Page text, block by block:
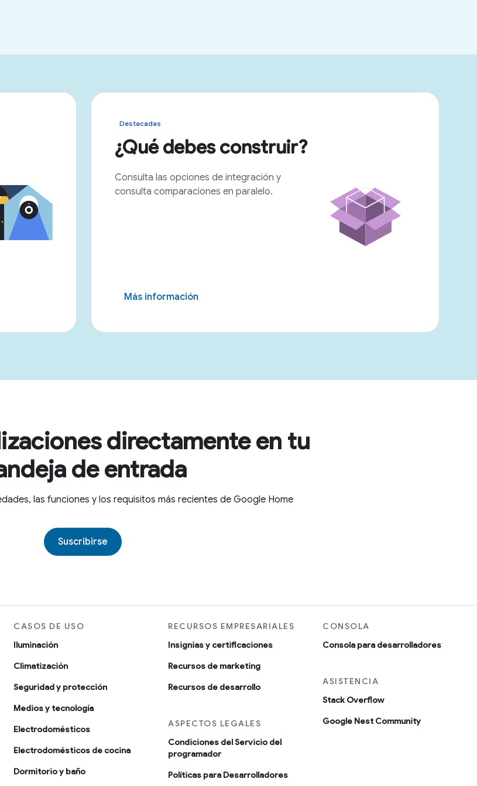
Destacadas
¿Qué debes construir?
Consulta las opciones de integración y
consulta comparaciones en paralelo.
Más información
directamente en tu
de entrada
las funciones y los requisitos más recientes de Google Home
Suscribirse
CASOS DE USO
Iluminación
Climatización
Seguridad y protección
Medios y tecnología
Electrodomésticos
Electrodomésticos de cocina
Dormitorio y baño
RECURSOS EMPRESARIALES
Insignias y certificaciones
Recursos de marketing
Recursos de desarrollo
ASPECTOS LEGALES
Condiciones del Servicio del
programador
Políticas para Desarrolladores
CONSOLA
Consola para desarrolladores
ASISTENCIA
Stack Overflow
Google Nest Community